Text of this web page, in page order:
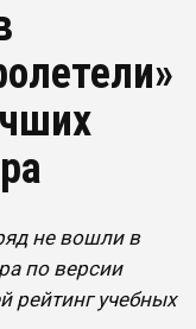
не вошли в
по версии
рейтинг учебных